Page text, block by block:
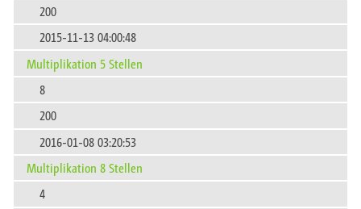
200
2015-11-13 04:00:48
Multiplikation 5 Stellen
8
200
2016-01-08 03:20:53
Multiplikation 8 Stellen
4